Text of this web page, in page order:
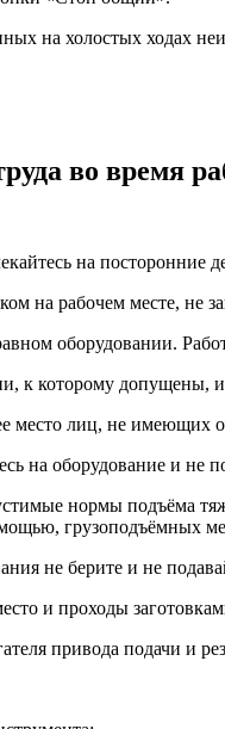
на холостых ходах
во время
на посторонние
на рабочем месте, не
оборудовании.
которому допущены, и
место лиц, не
оборудование и не
нормы подъёма
грузоподъёмных
берите и не
и проходы
привода подачи и